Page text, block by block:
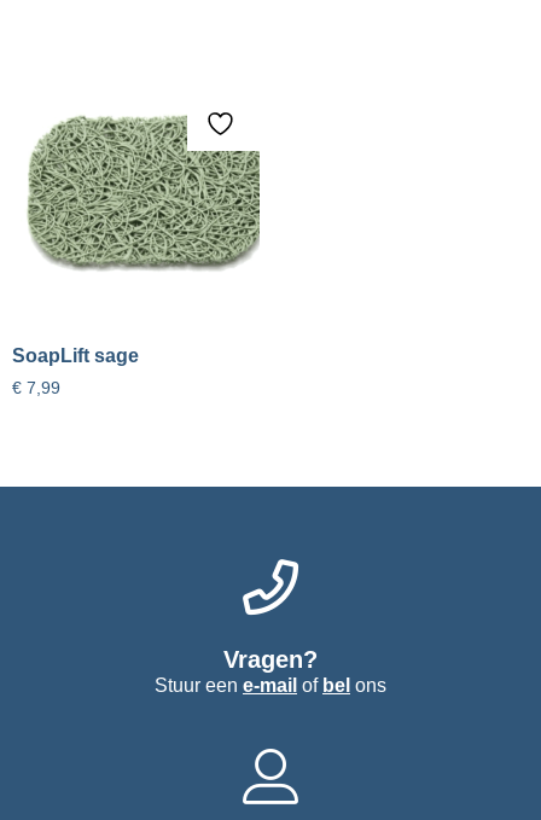
SoapLift sage
€ 7,99
Vragen?
Stuur een e-mail of bel ons